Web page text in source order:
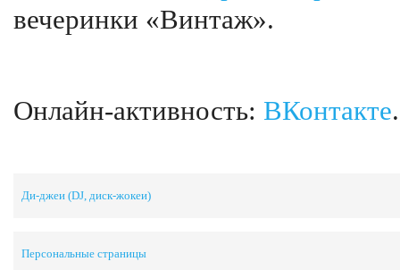
вечеринки «Винтаж».
Онлайн-активность: ВКонтакте.
Ди-джеи (DJ, диск-жокеи)
Персональные страницы